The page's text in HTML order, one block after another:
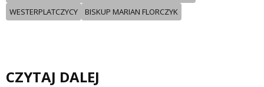
WESTERPLATCZYCY
BISKUP MARIAN FLORCZYK
CZYTAJ DALEJ